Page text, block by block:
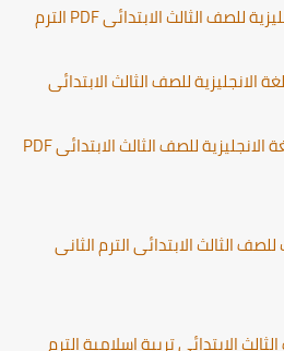
كتاب المعاصر اللغة الانجليزية للصف الثالث الابتدائى PDF الترم
للصف الثالث الابتدائى
تحميل كتاب المعاصر اللغة الانجليزية للصف الثالث الابتدائى PDF
الابتدائى الترم الثانى
الابتدائى تربية اسلامية الترم